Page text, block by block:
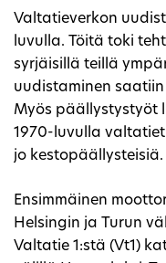
Valtatieverkon
luvulla. Töitä toki
syrjäisillä teillä
uudistaminen
Myös päällystystyöt
1970-luvulla
jo kestopäällysteisiä.
Ensimmäinen
Helsingin ja Turun
Valtatie 1:stä (Vt1)